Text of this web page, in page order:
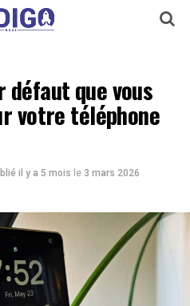
que vous
votre téléphone
il y a 5 mois le 3 mars 2026